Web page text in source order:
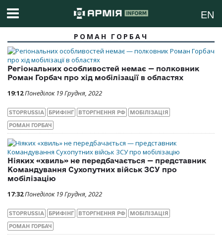
EN
РОМАН ГОРБАЧ
Регіональних особливостей немає — полковник
Роман Горбач про хід мобілізації в областях
19:12Понеділок 19 Грудня, 2022
STOPRUSSIA БРИФІНГ ВТОРГНЕННЯ РФ МОБІЛІЗАЦІЯ
РОМАН ГОРБАЧ
Ніяких «хвиль» не передбачається — представник
Командування Сухопутних військ ЗСУ про
мобілізацію
17:32Понеділок 19 Грудня, 2022
STOPRUSSIA БРИФІНГ ВТОРГНЕННЯ РФ МОБІЛІЗАЦІЯ
РОМАН ГОРБАЧ